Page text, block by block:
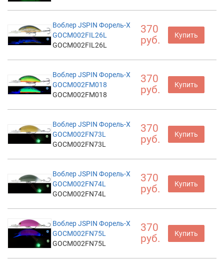
Воблер JSPIN Форель-X
GOCM002FIL26L
GOCM002FIL26L
370
руб.
Купить
Воблер JSPIN Форель-X
GOCM002FM018
GOCM002FM018
370
руб.
Купить
Воблер JSPIN Форель-X
GOCM002FN73L
GOCM002FN73L
370
руб.
Купить
Воблер JSPIN Форель-X
GOCM002FN74L
GOCM002FN74L
370
руб.
Купить
Воблер JSPIN Форель-X
GOCM002FN75L
GOCM002FN75L
370
руб.
Купить